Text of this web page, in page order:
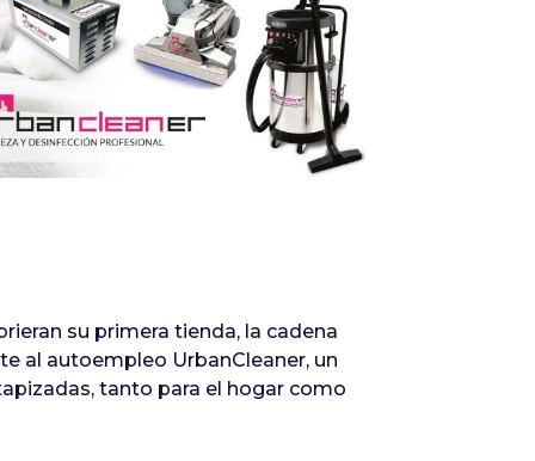
MÁS
tu Marca
Infórmate
su primera tienda, la cadena
al autoempleo UrbanCleaner, un
tanto para el hogar como